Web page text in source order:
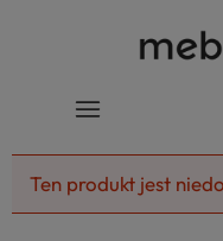
Ten produkt jest